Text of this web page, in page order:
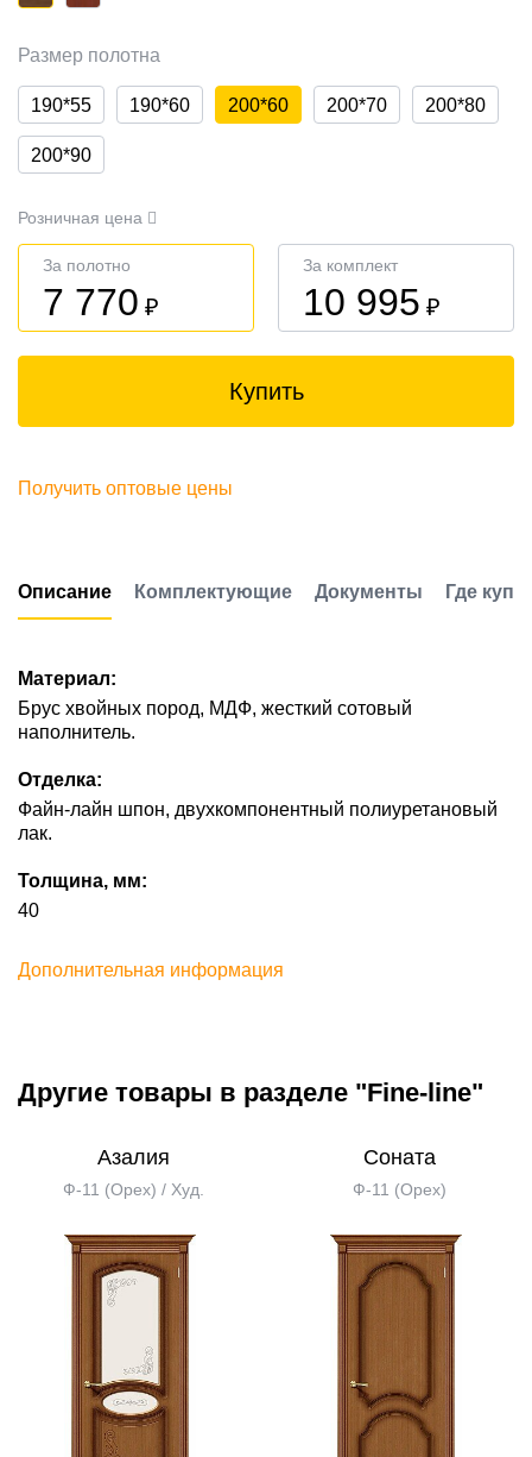
Размер полотна
190*55 190*60 200*60 200*70 200*80
200*90
Розничная цена
За полотно
7 770 ₽
За комплект
10 995 ₽
Купить
Получить оптовые цены
Описание Комплектующие Документы Где
Материал:
Брус хвойных пород, МДФ, жесткий сотовый
наполнитель.
Отделка:
Файн-лайн шпон, двухкомпонентный полиуретановый
лак.
Толщина, мм:
40
Дополнительная информация
Другие товары в разделе "Fine-line"
Азалия
Ф-11 (Орех) / Худ.
Соната
Ф-11 (Орех)